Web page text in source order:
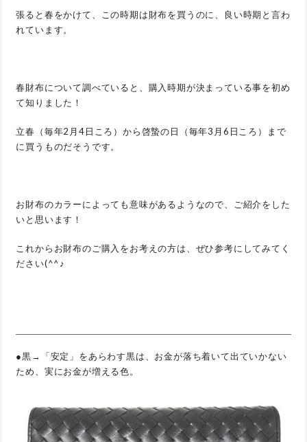
張ると春をかけて、この時期は財布を買うのに、良い時期と言わ
れています。
春財布について調べていると、購入時期が決まっている事を初め
て知りました！
立春（毎年2月4日ころ）から啓蟄の日（毎年3月6日ころ）まで
に買うものだそうです。
お財布のカラーによっても意味があるようなので、ご紹介をした
いと思います！
これからお財布のご購入をお考えの方は、ぜひ参考にしてみてく
ださい(^^♪
●黒→「安定」をあらわす黒は、お金が落ち着いて出ていかない
ため、実にお金が増える色。